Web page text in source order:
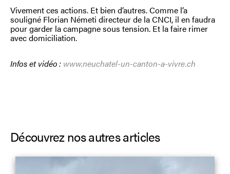
Vivement ces actions. Et bien d’autres. Comme l’a
souligné Florian Németi directeur de la CNCI, il en faudra
pour garder la campagne sous tension. Et la faire rimer
avec domiciliation.
Infos et vidéo : www.neuchatel-un-canton-a-vivre.ch
Découvrez nos autres articles